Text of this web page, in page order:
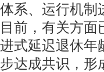
体系、运行机制
目前，有关方
进式延迟退休年
步达成共识，形